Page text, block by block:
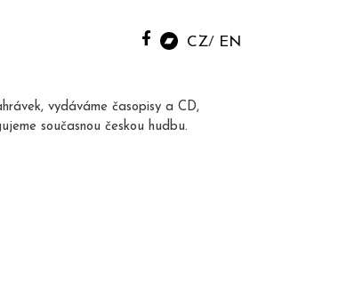
CZ EN
vydáváme časopisy a CD,
současnou českou hudbu.